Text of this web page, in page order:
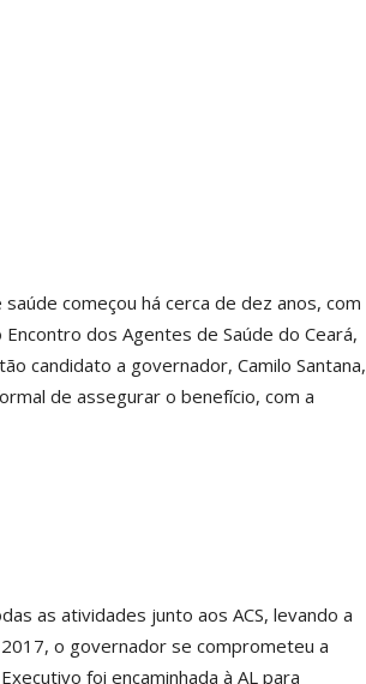
começou há cerca de dez anos, com
dos Agentes de Saúde do Ceará,
candidato a governador, Camilo Santana,
de assegurar o benefício, com a
as atividades junto aos ACS, levando a
o governador se comprometeu a
foi encaminhada à AL para